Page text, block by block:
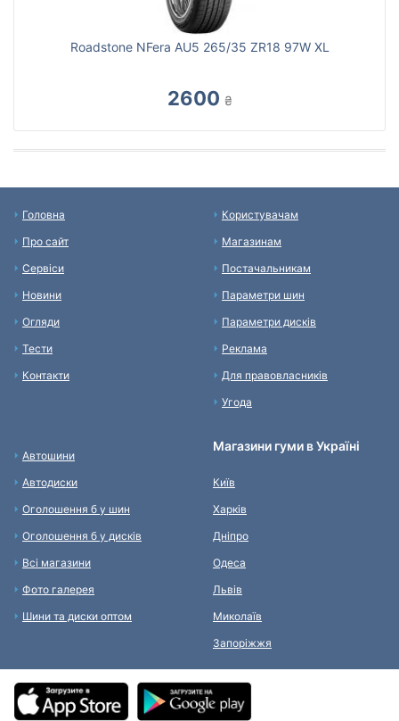
Roadstone NFera AU5 265/35 ZR18 97W XL
2600 ₴
Головна
Про сайт
Сервіси
Новини
Огляди
Тести
Контакти
Користувачам
Магазинам
Постачальникам
Параметри шин
Параметри дисків
Реклама
Для правовласників
Угода
Автошини
Автодиски
Оголошення б у шин
Оголошення б у дисків
Всі магазини
Фото галерея
Шини та диски оптом
Магазини гуми в Україні
Київ
Харків
Дніпро
Одеса
Львів
Миколаїв
Запоріжжя